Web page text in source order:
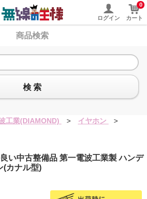
ログイン
0
カート
商品検索
検 索
工業(DIAMOND) > イヤホン
>
い中古整備品 第一電波工業製 ハンデ
(カナル型)